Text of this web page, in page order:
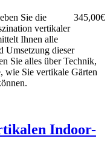
345,00€
Sie die
vertikaler
Ihnen alle
Umsetzung dieser
Sie alles über Technik,
wie Sie vertikale Gärten
Indoor-